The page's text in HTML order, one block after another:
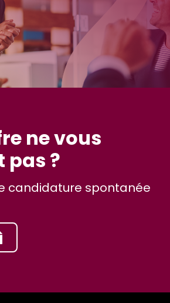
ne vous
pas ?
candidature spontanée